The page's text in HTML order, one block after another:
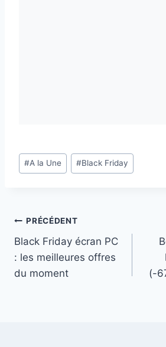
Étiquettes
de
#A la Une #Black Friday
Navigation
de
l’article
PRÉCÉDENT
Black Friday écran PC
: les meilleures offres
du moment
(-